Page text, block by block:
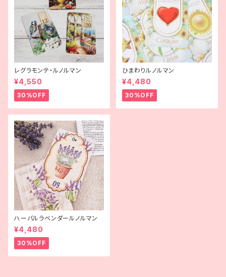
レグラモンテ・ルノルマン
¥4,550
30%OFF
ひまわりルノルマン
¥4,480
30%OFF
ハーバルラベンダールノルマン
¥4,480
30%OFF